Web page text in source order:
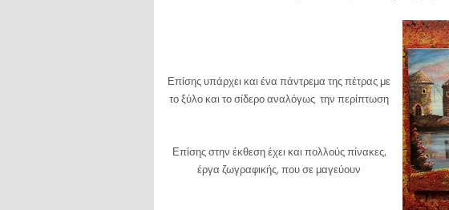
Επίσης υπάρχει και ένα πάντρεμα της πέτρας με
το ξύλο και το σίδερο αναλόγως την περίπτωση
Επίσης στην έκθεση έχει και πολλούς πίνακες,
έργα ζωγραφικής, που σε μαγεύουν